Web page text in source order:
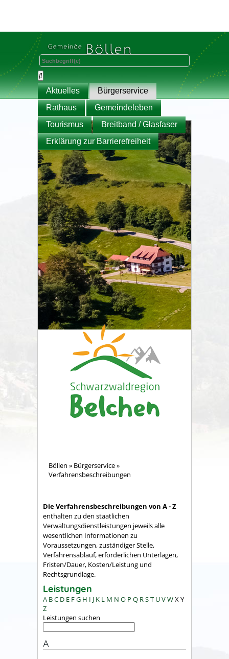
Aktuelles
Bürgerservice
Rathaus
Gemeindeleben
Tourismus
Breitband / Glasfaser
Erklärung zur Barrierefreiheit
Böllen » Bürgerservice»
Verfahrensbeschreibungen
Die Verfahrensbeschreibungen von A - Z
enthalten zu den staatlichen
Verwaltungsdienstleistungen jeweils alle
wesentlichen Informationen zu
Voraussetzungen, zuständiger Stelle,
Verfahrensablauf, erforderlichen Unterlagen,
Fristen/Dauer, Kosten/Leistung und
Rechtsgrundlage.
Leistungen
A BC D E FG H I J K L M N O P Q RST UVWXY
Z
Leistungen suchen
A